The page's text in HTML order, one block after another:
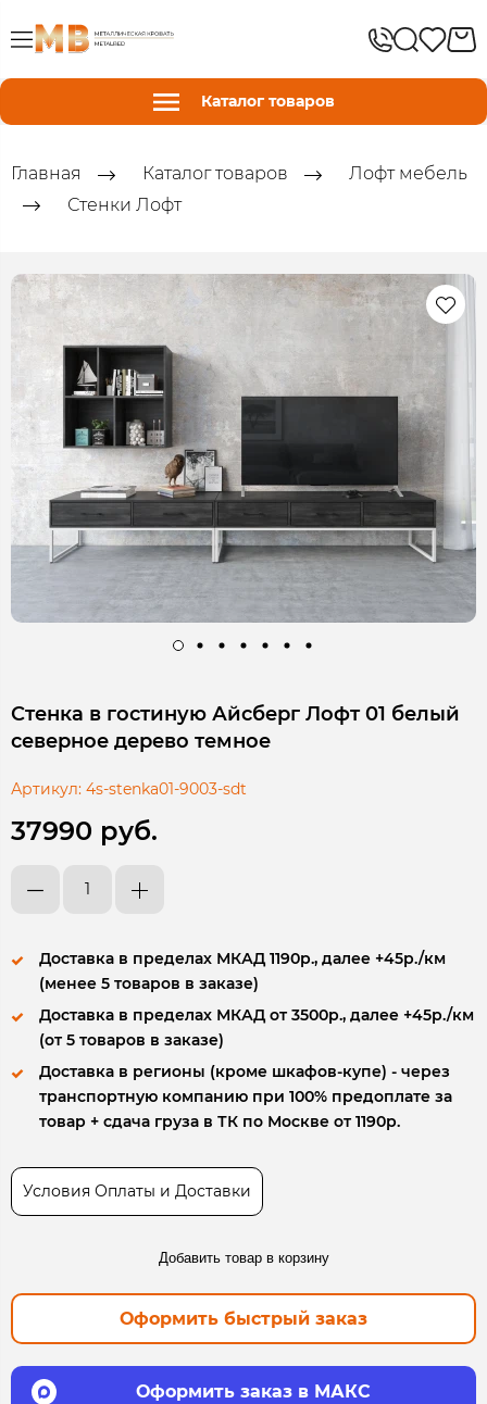
Каталог товаров
Главная Каталог товаров
Лофт мебель
Стенки Лофт
Стенка в гостиную Айсберг Лофт 01 белый
северное дерево темное
Артикул: 4s-stenka01-9003-sdt
37990 руб.
Доставка в пределах МКАД 1190р., далее +45р./км
(менее 5 товаров в заказе)
Доставка в пределах МКАД от 3500р., далее +45р./км
(от 5 товаров в заказе)
Доставка в регионы (кроме шкафов-купе) - через
транспортную компанию при 100% предоплате за
товар + сдача груза в ТК по Москве от 1190р.
Условия Оплаты и Доставки
Добавить товар в корзину
Оформить быстрый заказ
Оформить заказ в МАКС